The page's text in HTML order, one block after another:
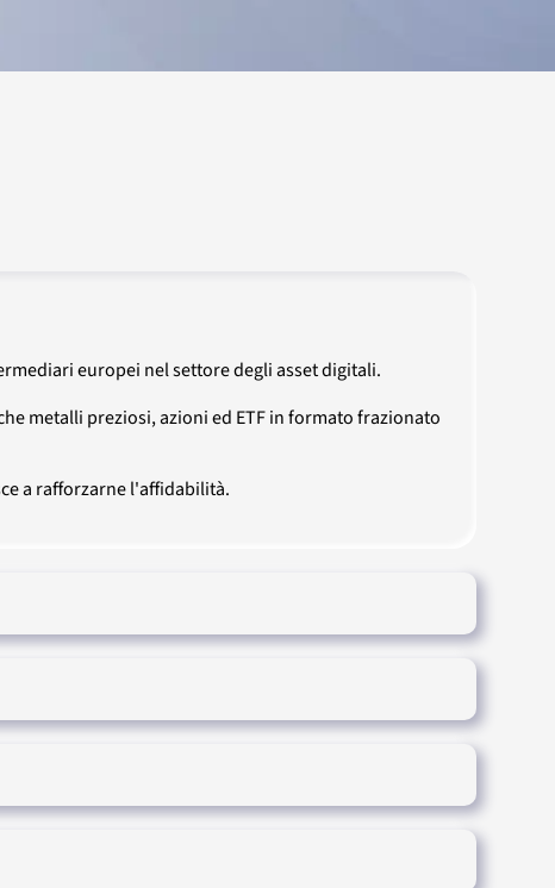
europei nel settore degli asset digitali.
metalli preziosi, azioni ed ETF in formato frazionato
a rafforzarne l'affidabilità.